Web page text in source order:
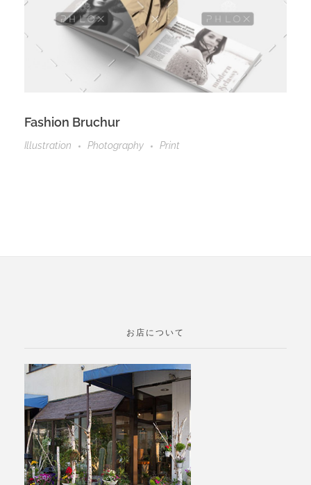
Fashion Bruchur
Illustration Photography Print
お店について